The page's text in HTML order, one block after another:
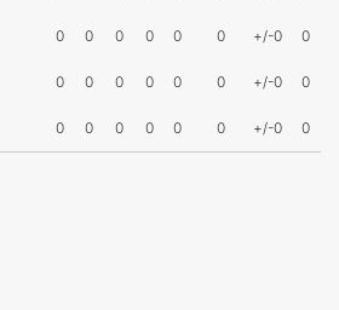
0 0 0 0 0 0 +/-0 0
0 0 0 0 0 0 +/-0 0
0 0 0 0 0 0 +/-0 0